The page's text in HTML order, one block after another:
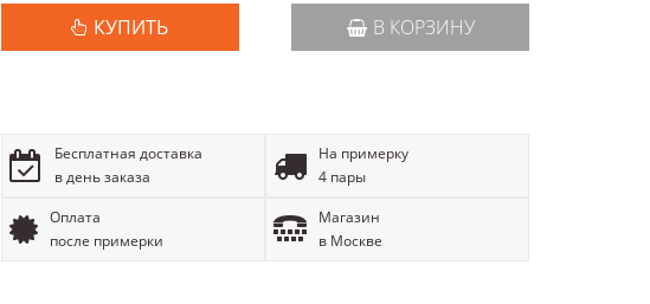
КУПИТЬ В КОРЗИНУ
Бесплатная доставка
в день заказа
На примерку
4 пары
Оплата
после примерки
Магазин
в Москве